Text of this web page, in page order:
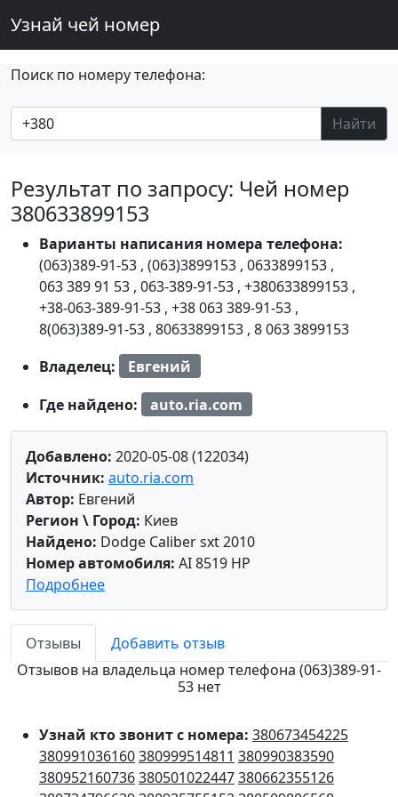
Узнай чей номер
Поиск по номеру телефона:
Найти
Результат по запросу: Чей номер
380633899153
Варианты написания номера телефона:
(063)389-91-53 , (063)3899153 , 0633899153 ,
063 389 91 53 , 063-389-91-53 , +380633899153 ,
+38-063-389-91-53 , +38 063 389-91-53 ,
8(063)389-91-53 , 80633899153 , 8 063 3899153
Владелец:
Евгений
Где найдено:
auto.ria.com
Добавлено: 2020-05-08 (122034)
Источник: auto.ria.com
Автор: Евгений
Регион \ Город: Киев
Найдено: Dodge Caliber sxt 2010
Номер автомобиля: AI 8519 HP
Подробнее
Отзывы
Добавить отзыв
Отзывов на владельца номер телефона (063)389-91-
53 нет
Узнай кто звонит с номера: 380673454225
380991036160380999514811 380990383590
380952160736380501022447380662355126